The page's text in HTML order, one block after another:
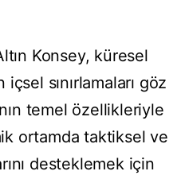
Konsey, küresel
sınırlamaları göz
temel özellikleriyle
ortamda taktiksel ve
desteklemek için